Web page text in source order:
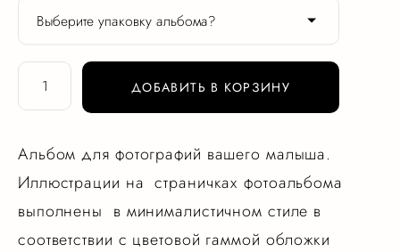
Выберите упаковку альбома?
ДОБАВИТЬ В КОРЗИНУ
Альбом для фотографий вашего малыша.
Иллюстрации на страничках фотоальбома
выполнены в минималистичном стиле в
соответствии с цветовой гаммой обложки